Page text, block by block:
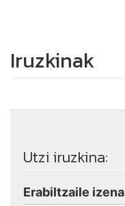
Iruzkinak
Utzi iruzkina:
Erabiltzaile izena